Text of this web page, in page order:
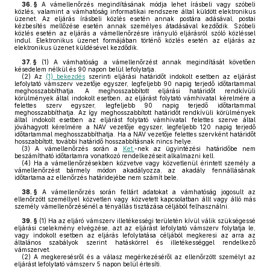
36. § A vámellenőrzés megindításának módja lehet írásbeli vagy szóbeli
közlés, valamint a vámhatóság informatikai rendszere által küldött elektronikus
üzenet. Az eljárás írásbeli közlés esetén annak postára adásával, postai
kézbesítés mellőzése esetén annak személyes átadásával kezdődik. Szóbeli
közlés esetén az eljárás a vámellenőrzésre irányuló eljárásról szóló közléssel
indul. Elektronikus üzenet formájában történő közlés esetén az eljárás az
elektronikus üzenet küldésével kezdődik.
37. § (1) A vámhatóság a vámellenőrzést annak megindítását követően
késedelem nélkül és 90 napon belül lefolytatja.
(2) Az (1) bekezdés szerinti eljárási határidőt indokolt esetben az eljárást
lefolytató vámszerv vezetője egyszer, legfeljebb 90 napig terjedő időtartammal
meghosszabbíthatja. A meghosszabbított eljárási határidőt rendkívüli
körülmények által indokolt esetben, az eljárást folytató vámhivatal kérelmére a
felettes szerv egyszer, legfeljebb 90 napig terjedő időtartammal
meghosszabbíthatja. Az így meghosszabbított határidőt rendkívüli körülmények
által indokolt esetben az eljárást folytató vámhivatal felettes szerve által
jóváhagyott kérelmére a NAV vezetője egyszer, legfeljebb 120 napig terjedő
időtartammal meghosszabbíthatja. Ha a NAV vezetője felettes szervként határidőt
hosszabbított, további határidő hosszabbításnak nincs helye.
(3) A vámellenőrzés során a Ket. -nek az ügyintézési határidőbe nem
beszámítható időtartamra vonatkozó rendelkezéseit alkalmazni kell.
(4) Ha a vámellenőrzésekben közvetve vagy közvetlenül érintett személy a
vámellenőrzést bármely módon akadályozza, az akadály fennállásának
időtartama az ellenőrzés határidejébe nem számít bele.
38. § A vámellenőrzés során feltárt adatokat a vámhatóság jogosult az
ellenőrzött személlyel közvetlen vagy közvetett kapcsolatban állt vagy álló más
személy vámellenőrzésénél a tényállás tisztázása céljából felhasználni.
39. § (1) Ha az eljáró vámszerv illetékességi területén kívül válik szükségessé
eljárási cselekmény elvégzése, azt az eljárást lefolytató vámszerv folytatja le,
vagy indokolt esetben az eljárás lefolytatása céljából megkeresi az arra az
általános szabályok szerint hatáskörrel és illetékességgel rendelkező
vámszervet.
(2) A megkeresésről és a válasz megérkezéséről az ellenőrzött személyt az
eljárást lefolytató vámszerv 5 napon belül értesíti.